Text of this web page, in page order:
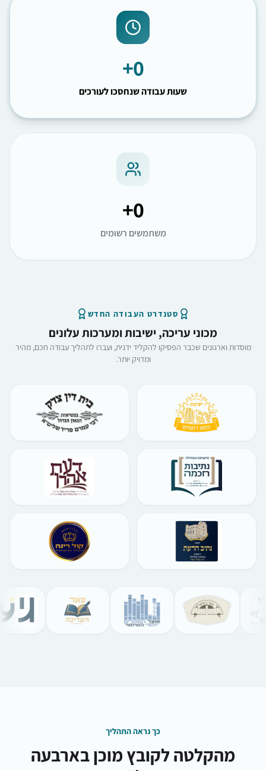
0
+
שעות עבודה שנחסכו לעורכים
0
+
משתמשים רשומים
סטנדרט העבודה החדש
מכוני עריכה, ישיבות ומערכות עלונים
מוסדות וארגונים שכבר הפסיקו להקליד ידנית, ועברו לתהליך עבודה חכם, מהיר
ומדויק יותר.
כך נראה התהליך
מהקלטה לקובץ מוכן בארבעה